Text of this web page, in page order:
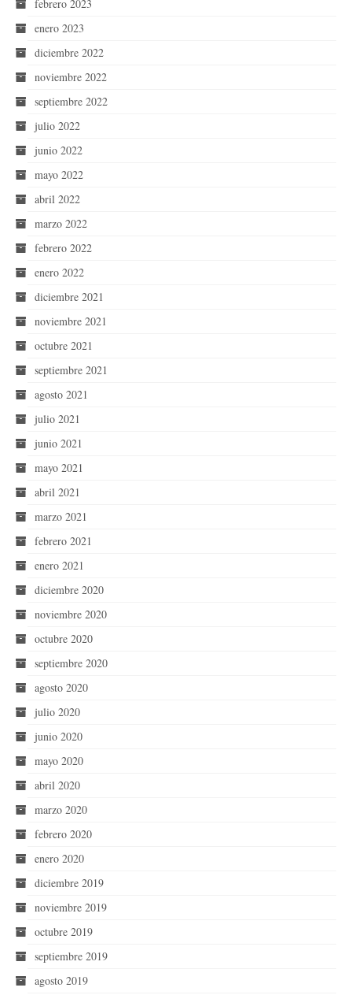
febrero 2023
enero 2023
diciembre 2022
noviembre 2022
septiembre 2022
julio 2022
junio 2022
mayo 2022
abril 2022
marzo 2022
febrero 2022
enero 2022
diciembre 2021
noviembre 2021
octubre 2021
septiembre 2021
agosto 2021
julio 2021
junio 2021
mayo 2021
abril 2021
marzo 2021
febrero 2021
enero 2021
diciembre 2020
noviembre 2020
octubre 2020
septiembre 2020
agosto 2020
julio 2020
junio 2020
mayo 2020
abril 2020
marzo 2020
febrero 2020
enero 2020
diciembre 2019
noviembre 2019
octubre 2019
septiembre 2019
agosto 2019